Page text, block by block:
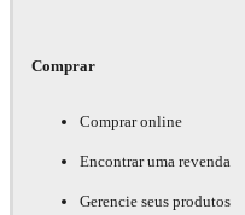
Comprar
Comprar online
Encontrar uma revenda
Gerencie seus produtos